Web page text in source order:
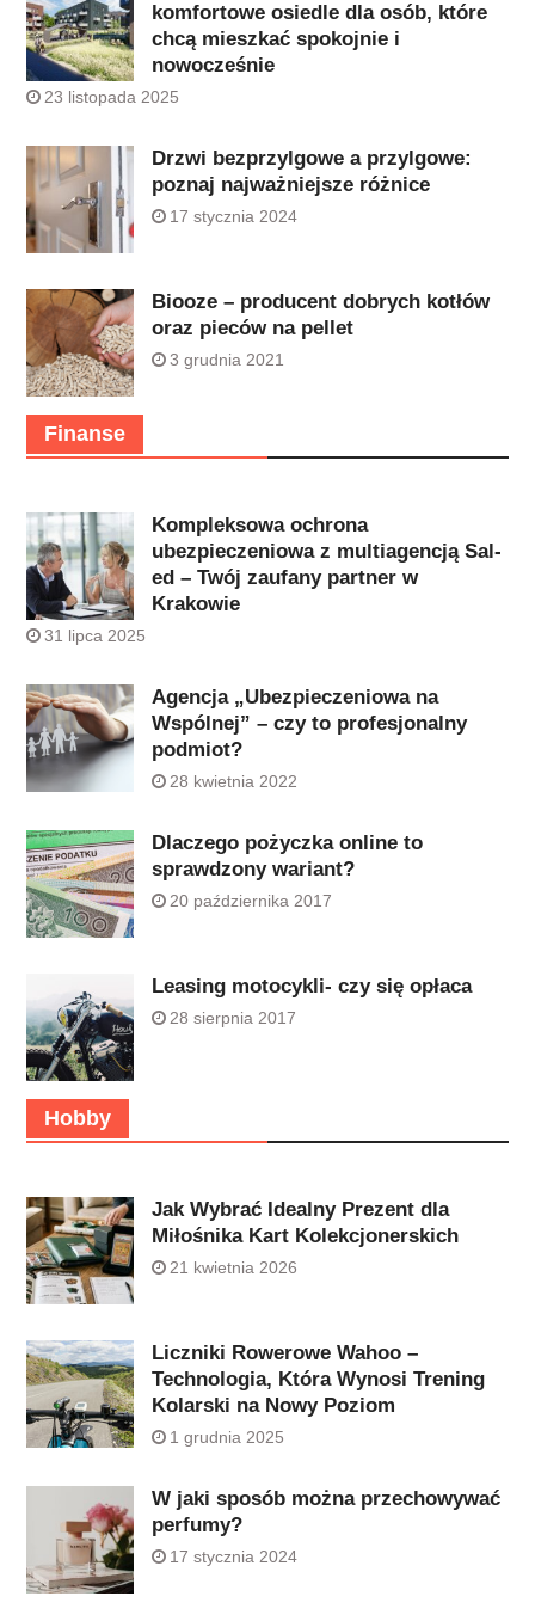
komfortowe osiedle dla osób, które
chcą mieszkać spokojnie i
nowocześnie
23 listopada 2025
Drzwi bezprzylgowe a przylgowe:
poznaj najważniejsze różnice
17 stycznia 2024
Biooze – producent dobrych kotłów
oraz pieców na pellet
3 grudnia 2021
Finanse
Kompleksowa ochrona
ubezpieczeniowa z multiagencją Sal-
ed – Twój zaufany partner w
Krakowie
31 lipca 2025
Agencja „Ubezpieczeniowa na
Wspólnej” – czy to profesjonalny
podmiot?
28 kwietnia 2022
Dlaczego pożyczka online to
sprawdzony wariant?
20 października 2017
Leasing motocykli- czy się opłaca
28 sierpnia 2017
Hobby
Jak Wybrać Idealny Prezent dla
Miłośnika Kart Kolekcjonerskich
21 kwietnia 2026
Liczniki Rowerowe Wahoo –
Technologia, Która Wynosi Trening
Kolarski na Nowy Poziom
1 grudnia 2025
W jaki sposób można przechowywać
perfumy?
17 stycznia 2024